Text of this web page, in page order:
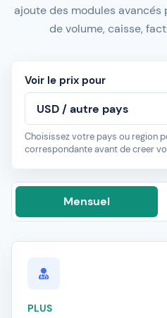
ajoute des modules
de volume, caisse,
Voir le prix pour
Choisissez votre pays ou region
correspondante avant de creer
Mensuel
PLUS